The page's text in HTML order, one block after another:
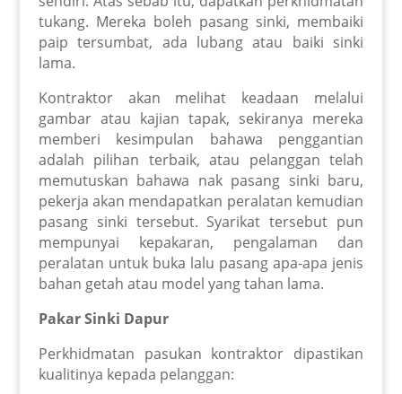
tukang. Mereka boleh pasang sinki, membaiki
paip tersumbat, ada lubang atau baiki sinki
lama.
Kontraktor akan melihat keadaan melalui
gambar atau kajian tapak, sekiranya mereka
memberi kesimpulan bahawa penggantian
adalah pilihan terbaik, atau pelanggan telah
memutuskan bahawa nak pasang sinki baru,
pekerja akan mendapatkan peralatan kemudian
pasang sinki tersebut. Syarikat tersebut pun
mempunyai kepakaran, pengalaman dan
peralatan untuk buka lalu pasang apa-apa jenis
bahan getah atau model yang tahan lama.
Pakar Sinki Dapur
Perkhidmatan pasukan kontraktor dipastikan
kualitinya kepada pelanggan: